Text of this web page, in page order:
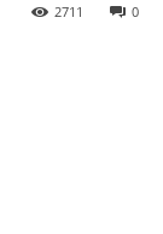
0
2711